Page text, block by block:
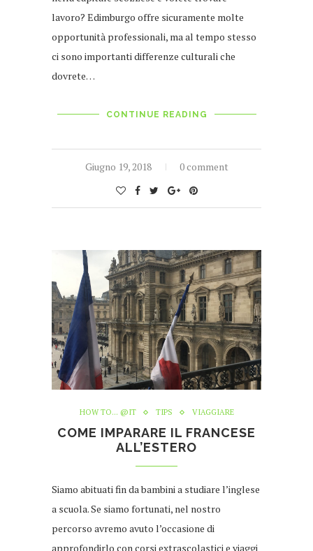
lavoro? Edimburgo offre sicuramente molte
opportunità professionali, ma al tempo stesso
ci sono importanti differenze culturali che
dovrete…
CONTINUE READING
Giugno 19, 2018 0 comment
HOW TO... @IT TIPS VIAGGIARE
COME IMPARARE IL FRANCESE
ALL’ESTERO
Siamo abituati fin da bambini a studiare l’inglese
a scuola. Se siamo fortunati, nel nostro
percorso avremo avuto l’occasione di
approfondirlo con corsi extrascolastici e viaggi